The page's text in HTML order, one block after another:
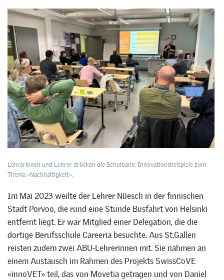
Lehrerinnen und Lehrer drücken die Schulbank: Innovationsbeispiele zum
Thema «Nachhaltigkeit».
Im Mai 2023 weilte der Lehrer Nüesch in der finnischen
Stadt Porvoo, die rund eine Stunde Busfahrt von Helsinki
entfernt liegt. Er war Mitglied einer Delegation, die die
dortige Berufsschule Careeria besuchte. Aus St.Gallen
reisten zudem zwei ABU-Lehrerinnen mit. Sie nahmen an
einem Austausch im Rahmen des Projekts SwissCoVE
«innoVET» teil, das von Movetia getragen und von Daniel